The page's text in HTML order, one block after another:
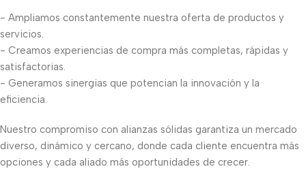
- Ampliamos constantemente nuestra oferta de productos y
servicios.
- Creamos experiencias de compra más completas, rápidas y
satisfactorias.
- Generamos sinergias que potencian la innovación y la
eficiencia.
Nuestro compromiso con alianzas sólidas garantiza un mercado
diverso, dinámico y cercano, donde cada cliente encuentra más
opciones y cada aliado más oportunidades de crecer.